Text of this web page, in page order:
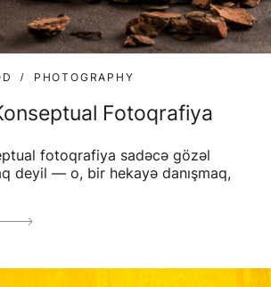
PHOTOGRAPHY
Fotoqrafiya
fotoqrafiya sadəcə gözəl
deyil — o, bir hekayə danışmaq,